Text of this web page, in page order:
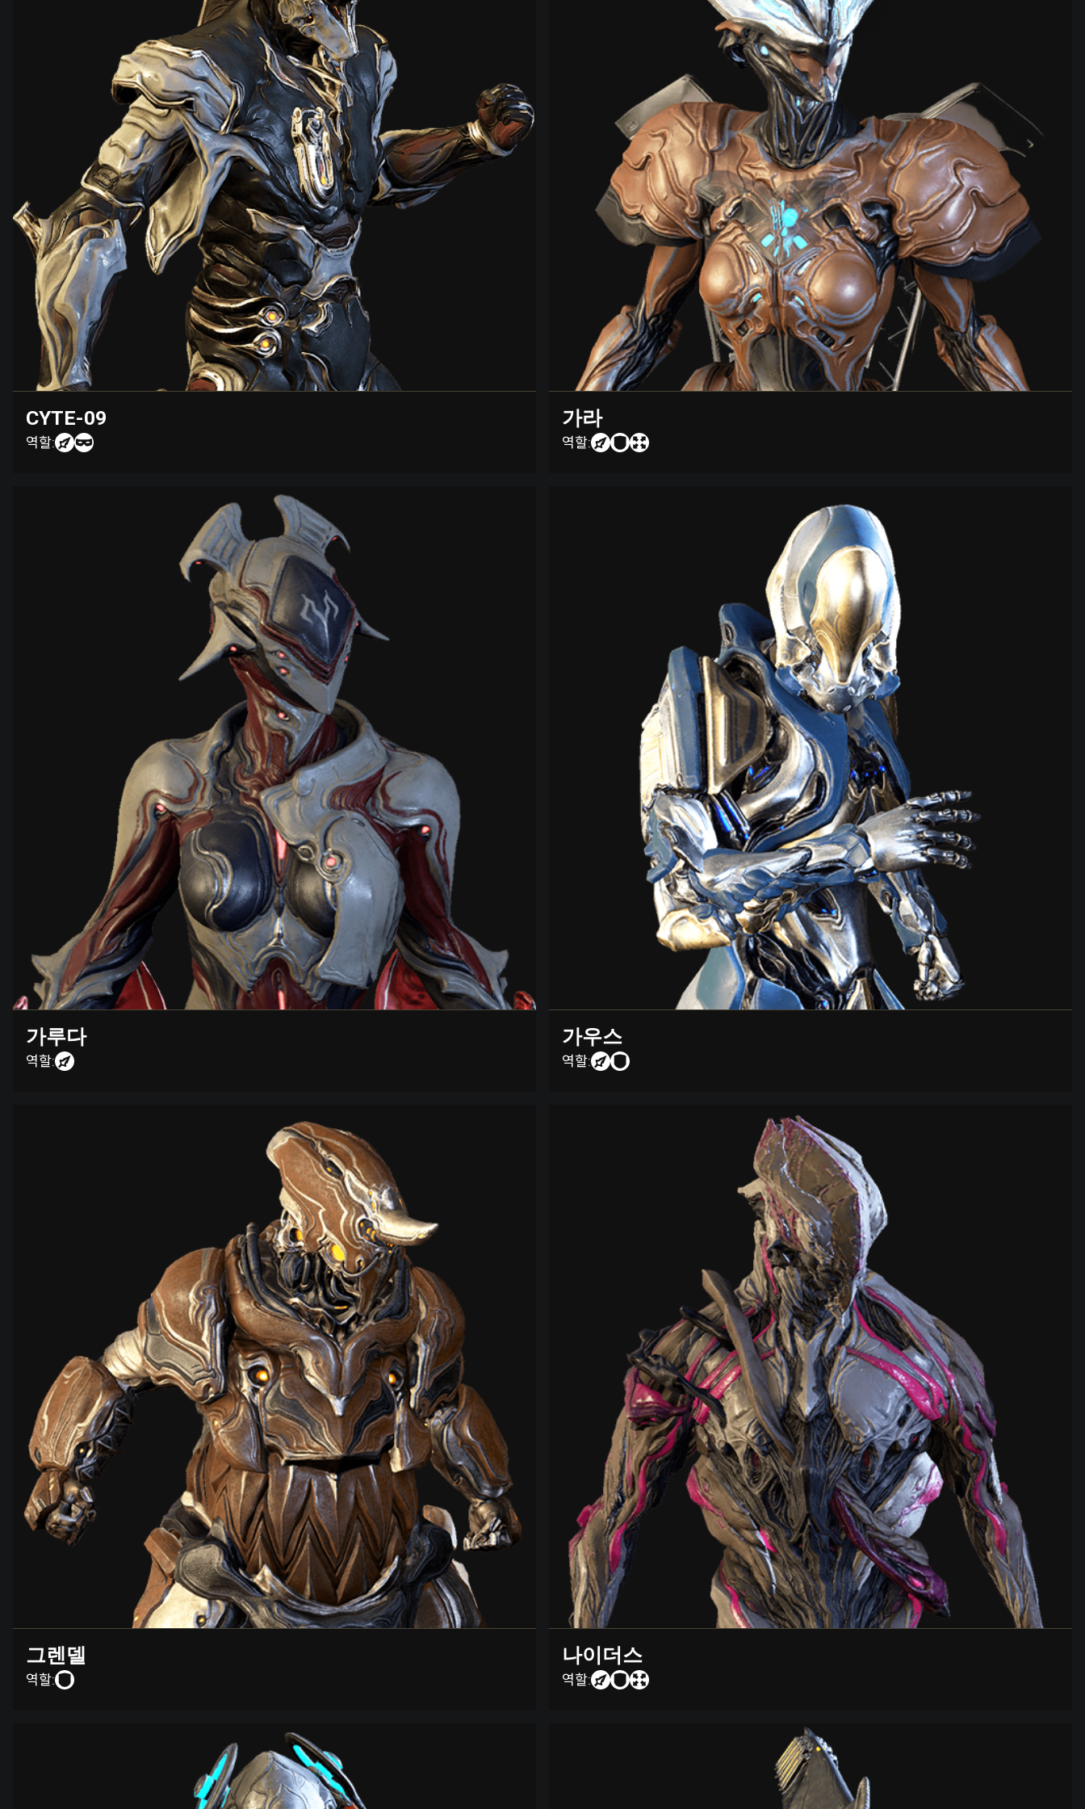
CYTE-09
역할:
가라
역할:
가루다
역할:
가우스
역할:
그렌델
역할:
나이더스
역할: